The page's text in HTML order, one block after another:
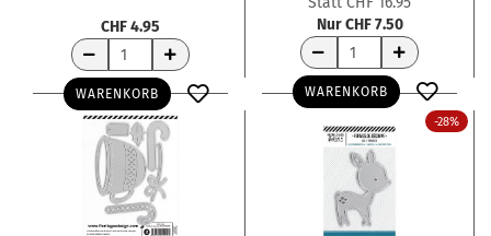
CHF 4.95
WARENKORB
Nur CHF 7.50
WARENKORB
-28%